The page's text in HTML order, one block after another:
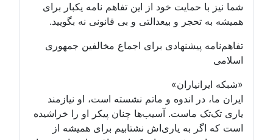
شما نیز با حمایت خود از این تفاهم نامه یکبار برای
همیشه به تحجر و بیعدالتی و بی قانونی نه بگویید.
تفاهم‌نامه پیشنهادی برای اجماع مخالفین جمهوری
اسلامی
«شبکه ایرانیاران»
ایران ما، در اندوه و ماتم نشسته است، او نیازمند
یاری تک‌تک ماست. آسیب‌ها چنان پیکر او را خراشیده
است که اگر به یاری‌اش نشتابیم برای همیشه از